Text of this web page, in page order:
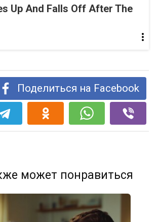
Up And Falls Off After The
Поделиться на Facebook
может понравиться